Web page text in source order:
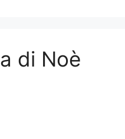
di Noè